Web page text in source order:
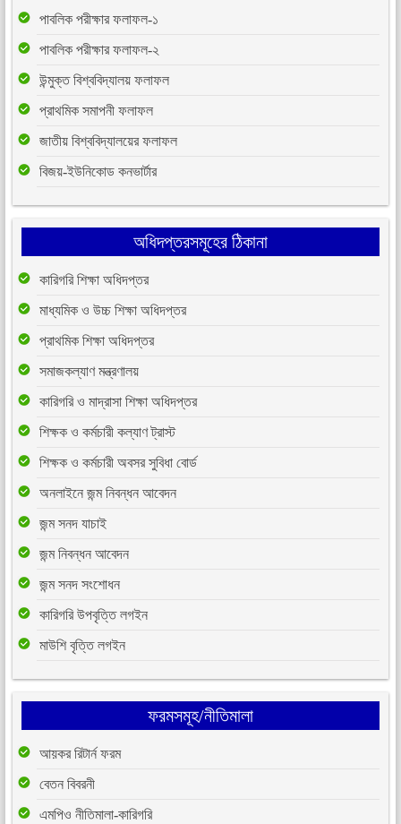
পাবলিক পরীক্ষার ফলাফল-১
পাবলিক পরীক্ষার ফলাফল-২
উন্মুক্ত বিশ্ববিদ্যালয় ফলাফল
প্রাথমিক সমাপনী ফলাফল
জাতীয় বিশ্ববিদ্যালয়ের ফলাফল
বিজয়-ইউনিকোড কনভার্টার
অধিদপ্তরসমূহের ঠিকানা
কারিগরি শিক্ষা অধিদপ্তর
মাধ্যমিক ও উচ্চ শিক্ষা অধিদপ্তর
প্রাথমিক শিক্ষা অধিদপ্তর
সমাজকল্যাণ মন্ত্রণালয়
কারিগরি ও মাদ্রাসা শিক্ষা অধিদপ্তর
শিক্ষক ও কর্মচারী কল্যাণ ট্রাস্ট
শিক্ষক ও কর্মচারী অবসর সুবিধা বোর্ড
অনলাইনে জন্ম নিবন্ধন আবেদন
জন্ম সনদ যাচাই
জন্ম নিবন্ধন আবেদন
জন্ম সনদ সংশোধন
কারিগরি উপবৃত্তি লগইন
মাউশি বৃত্তি লগইন
ফরমসমূহ/নীতিমালা
আয়কর রিটার্ন ফরম
বেতন বিবরনী
এমপিও নীতিমালা-কারিগরি